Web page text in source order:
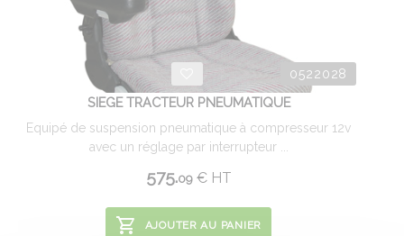
0522028
SIEGE TRACTEUR PNEUMATIQUE
Equipé de suspension pneumatique à compresseur 12v
avec un réglage par interrupteur ...
575.09 €HT
AJOUTER AU PANIER